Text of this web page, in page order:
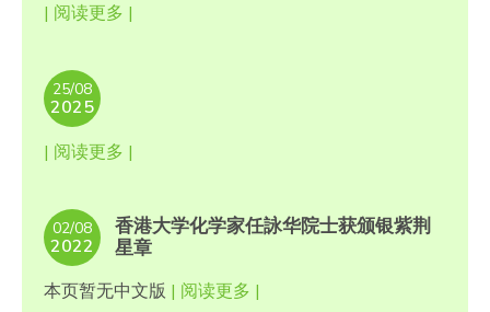
| 阅读更多 |
25/08
2025
| 阅读更多 |
02/08
2022
香港大学化学家任詠华院士获颁银紫荆
星章
本页暂无中文版 | 阅读更多 |